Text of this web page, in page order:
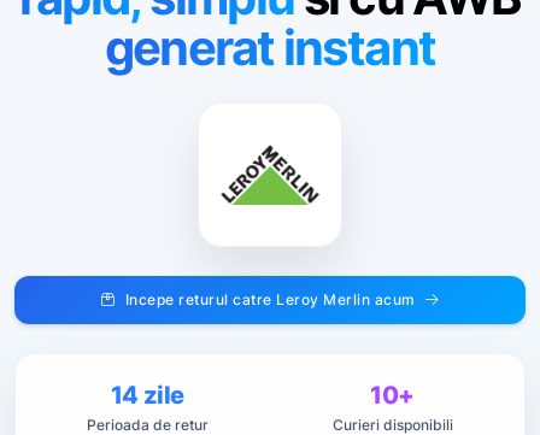
generat instant
Incepe returul catre Leroy Merlin acum
14 zile
Perioada de retur
10+
Curieri disponibili